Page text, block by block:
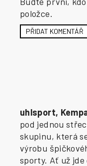
položce.
PŘIDAT KOMENTÁŘ
uhlsport,
pod jednou
skupinu, která
výrobu
sporty. Ať už